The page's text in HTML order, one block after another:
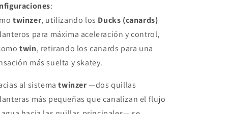
:
twinzer, utilizando los Ducks (canards)
para máxima aceleración y control,
twin, retirando los canards para una
más suelta y skatey.
al sistematwinzer—dos quillas
más pequeñas que canalizan el flujo